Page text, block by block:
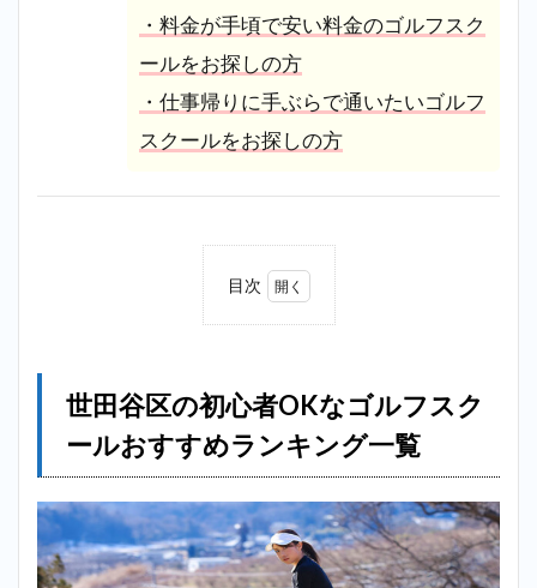
・料金が手頃で安い料金のゴルフスク
ールをお探しの方
・仕事帰りに手ぶらで通いたいゴルフ
スクールをお探しの方
目次
心者
なゴ
ール
おす
すめ
ラン
世田谷区の初心者OKなゴルフスク
ールおすすめランキング一覧